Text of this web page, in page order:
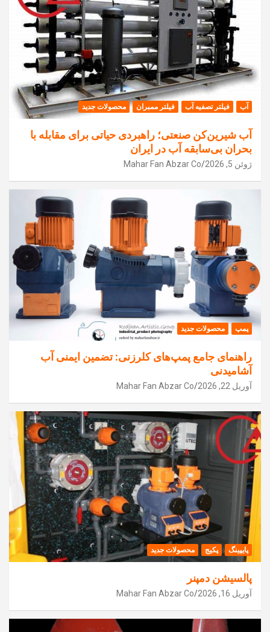
آب فیلتر تصفیه آب فیلتر ممبران محصولات جدید
آب شیرین‌کن صنعتی؛ راهبردی حیاتی برای مقابله با
بحران بی‌سابقه آب در ایران
ژوئن 5, 2026 Mahar Fan Abzar Co
پمپ محصولات جدید
راهنمای جامع پمپ‌های کلرزنی: تضمین ایمنی آب
آشامیدنی
آوریل 22, 2026 Mahar Fan Abzar Co
پایپینگ پکیج محصولات جدید
پالسیشن دمپنر
آوریل 16, 2026 Mahar Fan Abzar Co